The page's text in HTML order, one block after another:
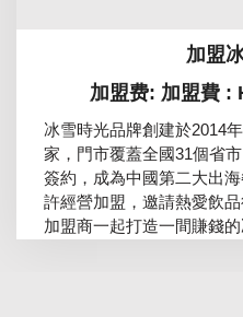
加盟
加盟费: 加盟費 :
冰雪時光品牌創建於2014
家，門市覆蓋全國31個省
簽約，成為中國第二大出
許經營加盟，邀請熱愛飲
加盟商一起打造一間賺錢的